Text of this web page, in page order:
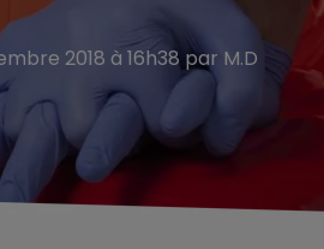
2018 à 16h38 par M.D